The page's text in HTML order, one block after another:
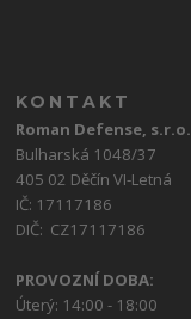
KONTAKT
Roman Defense, s.r.o.
Bulharská 1048/37
405 02 Děčín VI-Letná
IČ: 17117186
DIČ: CZ17117186
PROVOZNÍ DOBA:
Úterý: 14:00 - 18:00